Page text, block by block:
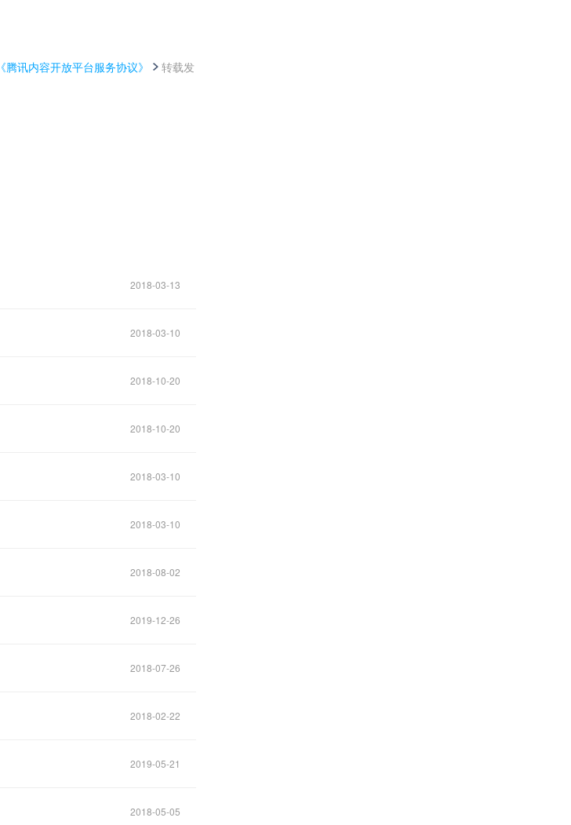
《腾讯内容开放平台服务协议》
转载发
2018-03-13
2018-03-10
2018-10-20
2018-10-20
2018-03-10
2018-03-10
2018-08-02
2019-12-26
2018-07-26
2018-02-22
2019-05-21
2018-05-05